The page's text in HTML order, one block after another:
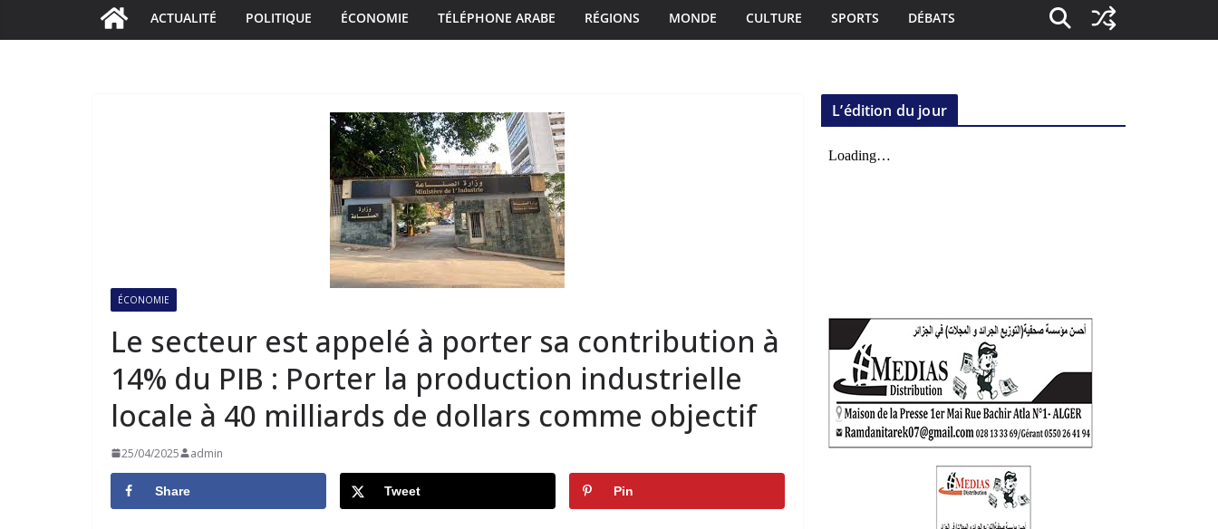
ACTUALITÉ POLITIQUE ÉCONOMIE TÉLÉPHONE ARABE RÉGIONS MONDE CULTURE SPORTS DÉBATS
ÉCONOMIE
Le secteur est appelé à porter sa contribution à
14% du PIB : Porter la production industrielle
locale à 40 milliards de dollars comme objectif
25/04/2025 admin
Share Tweet Pin
L’édition du jour